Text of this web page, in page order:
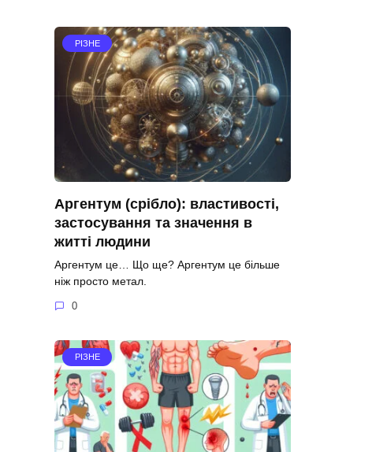
РІЗНЕ
Аргентум (срібло): властивості,
застосування та значення в
житті людини
Аргентум це… Що ще? Аргентум це більше
ніж просто метал.
0
РІЗНЕ